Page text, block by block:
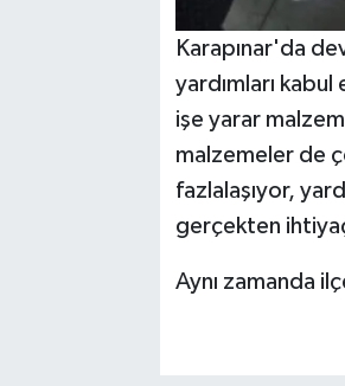
Karapınar'da
yardımları
işe yarar
malzemeler de
fazlalaşıyor,
gerçekten
Aynı zamanda